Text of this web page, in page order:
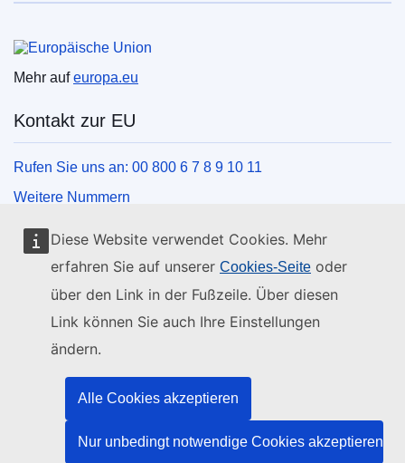
Diese Website verwendet Cookies. Mehr
erfahren Sie auf unserer Cookies-Seite oder
über den Link in der Fußzeile. Über diesen
Link können Sie auch Ihre Einstellungen
ändern.
Alle Cookies akzeptieren
Nur unbedingt notwendige Cookies akzeptieren
Europäische Union
Mehr aufeuropa.eu
Kontakt zur EU
Rufen Sie uns an: 00 800 6 7 8 9 10 11
Weitere Nummern
Schreiben Sie uns über unser Kontaktformular
Kommen Sie in einem der EU-Zentren vorbei
Social-Media-Kanäle der EU
Organe und Einrichtungen der EU
Suche nach Institutionen und Einrichtungen der EU